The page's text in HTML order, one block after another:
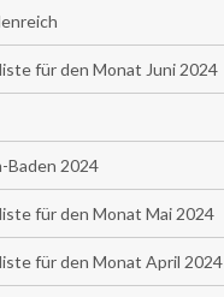
für den Monat Juni 2024
Baden 2024
für den Monat Mai 2024
für den Monat April 2024